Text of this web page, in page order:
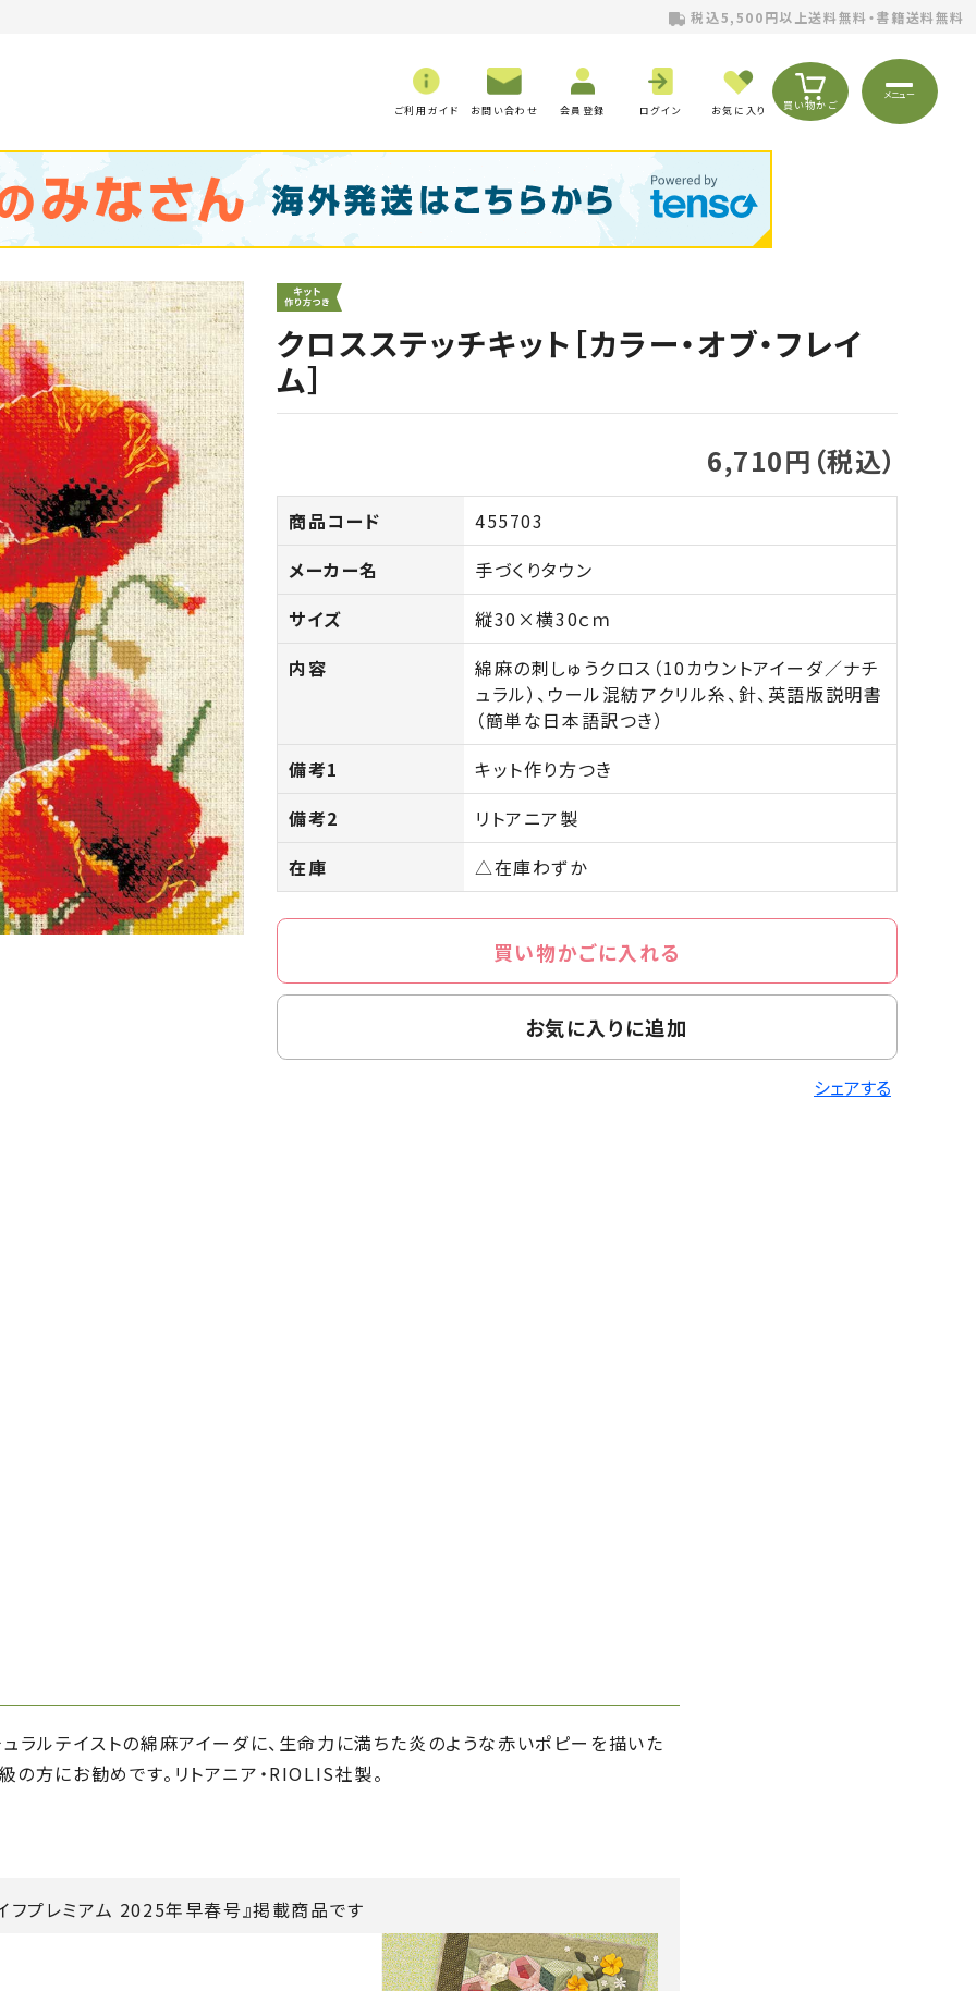
税込5,500円以上送料無料・書籍送料無料
ご利用ガイド お問い合わせ 会員登録 ログイン お気に入り 買い物かご
メニュー
クロスステッチキット［カラー・オブ・フレイ
ム］
6,710円（税込）
商品コード
455703
メーカー名
手づくりタウン
サイズ
縦30×横30ｃｍ
内容
綿麻の刺しゅうクロス（10カウントアイーダ／ナチ
ュラル）、ウール混紡アクリル糸、針、英語版説明書
（簡単な日本語訳つき）
備考1
キット作り方つき
備考2
リトアニア製
在庫
△在庫わずか
買い物かごに入れる
お気に入りに追加
シェアする
ュラルテイストの綿麻アイーダに、生命力に満ちた炎のような赤いポピーを描いた
の方にお勧めです。リトアニア・RIOLIS社製。
フプレミアム 2025年早春号』掲載商品です